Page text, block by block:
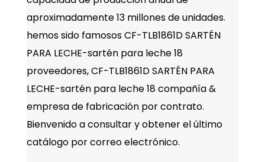
aproximadamente 13 millones de unidades.
hemos sido famososCF-TLB1861D SARTÉN
PARA LECHE-sartén para leche 18
proveedores,CF-TLB1861D SARTÉN PARA
LECHE-sartén para leche 18 compañía&
empresa de fabricación por contrato.
Bienvenido a consultar y obtener el último
catálogo por correo electrónico.